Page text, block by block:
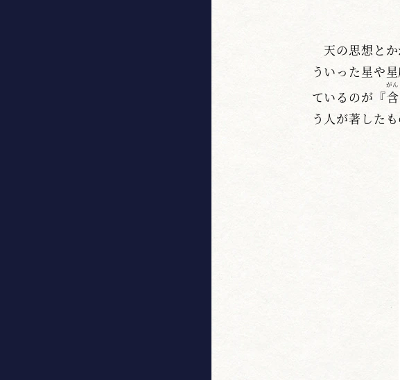
天の思想とか
ういった星や
ているのが『
が
う人が著したも